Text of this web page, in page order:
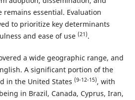
essential. Evaluation
to prioritize key determinants
and ease of use (21).
a wide geographic range, and
A significant portion of the
in the United States (9-12-15), with
in Brazil, Canada, Cyprus, Iran,